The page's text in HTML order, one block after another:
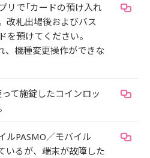
リで「カードの預け入れ
改札出場後およびバス
を預けてください。
、機種変更操作ができな
て施錠したコインロッ
ルPASMO／モバイル
いるが、端末が故障した